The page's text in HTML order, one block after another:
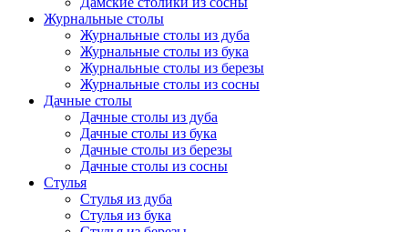
Журнальные столы
Журнальные столы из дуба
Журнальные столы из бука
Журнальные столы из березы
Журнальные столы из сосны
Дачные столы
Дачные столы из дуба
Дачные столы из бука
Дачные столы из березы
Дачные столы из сосны
Стулья
Стулья из дуба
Стулья из бука